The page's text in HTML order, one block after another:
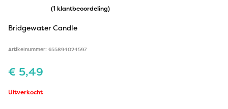
(1 klantbeoordeling)
Bridgewater Candle
Artikelnummer: 655894024597
€ 5,49
Uitverkocht